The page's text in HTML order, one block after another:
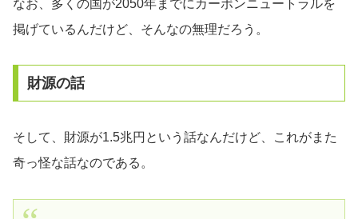
なお、多くの国が2050年までにカーボンニュートラルを
掲げているんだけど、そんなの無理だろう。
財源の話
そして、財源が1.5兆円という話なんだけど、これがまた
奇っ怪な話なのである。